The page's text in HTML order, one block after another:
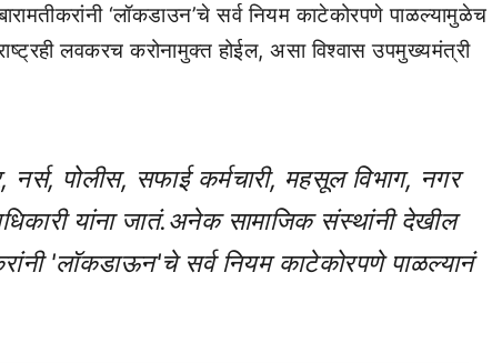
‘लॉकडाउन’चे सर्व नियम काटेकोरपणे पाळल्यामुळेच
लवकरच करोनामुक्त होईल, असा विश्वास उपमुख्यमंत्री
नर्स, पोलीस, सफाई कर्मचारी, महसूल विभाग, नगर
यांना जातं.अनेक सामाजिक संस्थांनी देखील
'लॉकडाऊन'चे सर्व नियम काटेकोरपणे पाळल्यानं